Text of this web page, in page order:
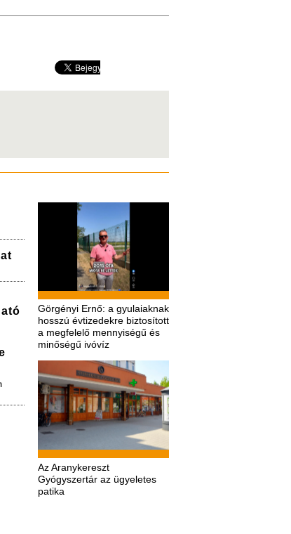
Görgényi Ernő: a gyulaiaknak
hosszú évtizedekre biztosított
a megfelelő mennyiségű és
minőségű ivóvíz
Az Aranykereszt
Gyógyszertár az ügyeletes
patika